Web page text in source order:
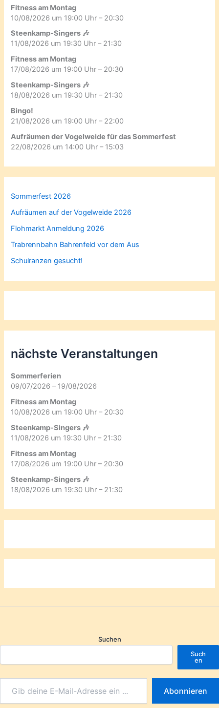
Fitness am Montag
10/08/2026 um 19:00 Uhr – 20:30
Steenkamp-Singers 🎶
11/08/2026 um 19:30 Uhr – 21:30
Fitness am Montag
17/08/2026 um 19:00 Uhr – 20:30
Steenkamp-Singers 🎶
18/08/2026 um 19:30 Uhr – 21:30
Bingo!
21/08/2026 um 19:00 Uhr – 22:00
Aufräumen der Vogelweide für das Sommerfest
22/08/2026 um 14:00 Uhr – 15:03
Sommerfest 2026
Aufräumen auf der Vogelweide 2026
Flohmarkt Anmeldung 2026
Trabrennbahn Bahrenfeld vor dem Aus
Schulranzen gesucht!
nächste Veranstaltungen
Sommerferien
09/07/2026 – 19/08/2026
Fitness am Montag
10/08/2026 um 19:00 Uhr – 20:30
Steenkamp-Singers 🎶
11/08/2026 um 19:30 Uhr – 21:30
Fitness am Montag
17/08/2026 um 19:00 Uhr – 20:30
Steenkamp-Singers 🎶
18/08/2026 um 19:30 Uhr – 21:30
Suchen
Such
en
Abonnieren